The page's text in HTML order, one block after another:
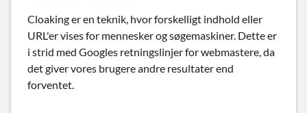
Cloaking er en teknik, hvor forskelligt indhold eller
URL'er vises for mennesker og søgemaskiner. Dette er
i strid med Googles retningslinjer for webmastere, da
det giver vores brugere andre resultater end
forventet.